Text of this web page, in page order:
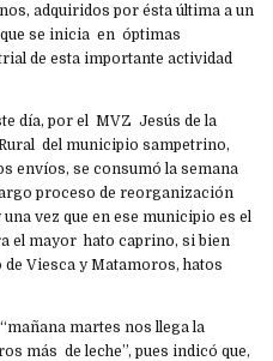
adquiridos por ésta última a un
se inicia en óptimas
de esta importante actividad
día, por el MVZ Jesús de la
del municipio sampetrino,
envíos, se consumó la semana
proceso de reorganización
vez que en ese municipio es el
el mayor hato caprino, si bien
Viesca y Matamoros, hatos
martes nos llega la
más de leche”, pues indicó que,